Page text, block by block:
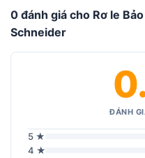
0 đánh giá cho Rơ le
Schneider
ĐÁNH
5 ★
4 ★